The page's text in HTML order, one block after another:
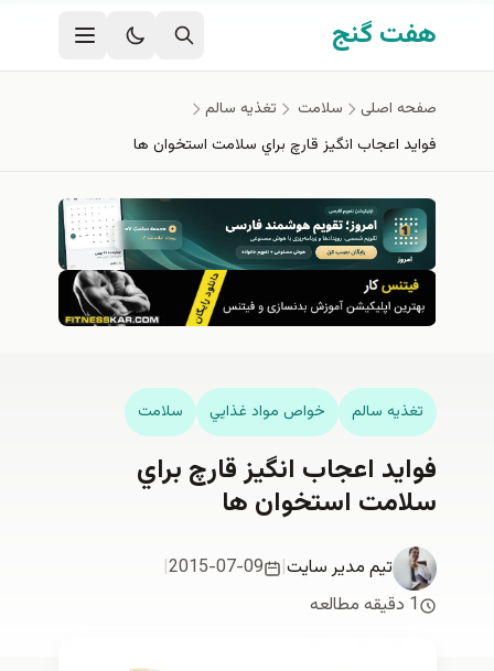
رفتن به محتوای اصلی
هفت گنج
صفحه اصلی سلامت
تغذيه سالم
فوايد اعجاب انگيز قارچ براي سلامت استخوان ها
تغذيه سالم خواص مواد غذايي سلامت
فوايد اعجاب انگيز قارچ براي
سلامت استخوان ها
تیم مدیر سایت|
2015-07-09
|
1 دقیقه مطالعه